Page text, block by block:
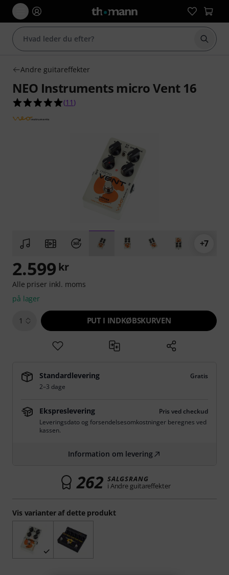
Start
Andre guitareffekter
NEO Instruments micro Vent 16
5.0 ud af 5 stjerner fra 11 kundebedømmelser
(11 )
+7
Vis varianter af dette produkt
2.599 kr
Alle priser inkl. moms
på lager
1 PUT I INDKØBSKURVEN
Standardlevering
Gratis
2–3 dage
Ekspreslevering
Pris ved checkud
Leveringsdato og forsendelsesomkostninger beregnes ved
kassen.
Information om levering
262 SALGSRANG
i Andre guitareffekter